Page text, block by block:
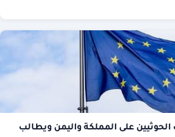
الحوثيين على المملكة واليمن ويطالب